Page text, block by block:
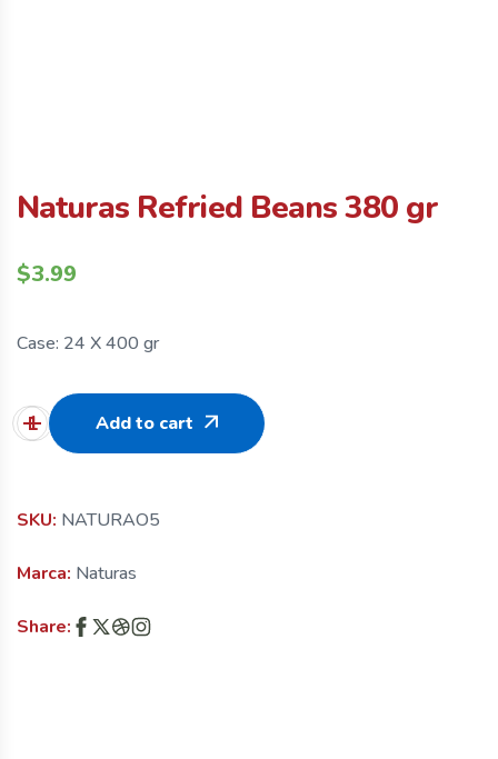
Naturas Refried Beans 380 gr
$3.99
Case: 24 X 400 gr
Add to cart
SKU: NATURAO5
Marca: Naturas
Share: